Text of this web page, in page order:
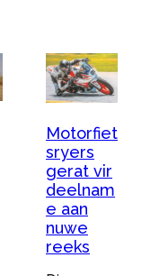
Motorfiet
sryers
gerat vir
deelnam
e aan
nuwe
reeks